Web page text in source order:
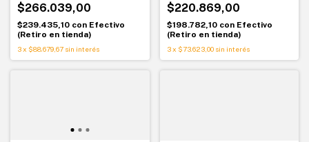
$266.039,00
$239.435,10 con Efectivo
(Retiro en tienda)
3x $88.679,67 sin interés
$220.869,00
$198.782,10 con Efectivo
(Retiro en tienda)
3 x $73.623,00 sin interés